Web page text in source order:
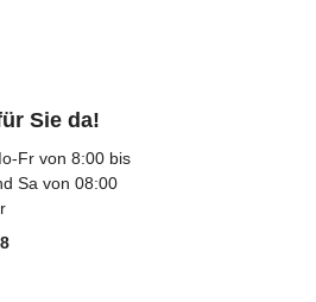
Sie da!
Fr von 8:00 bis
Sa von 08:00